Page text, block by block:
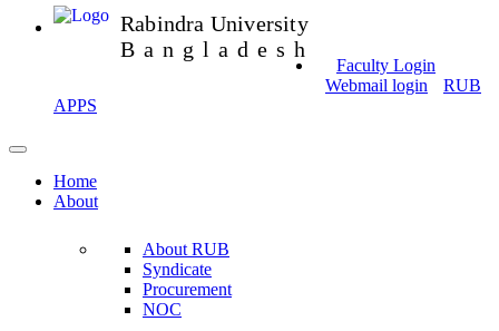
Rabindra University
Bangladesh
Faculty Login
Webmail login
RUB
APPS
Home
About
About RUB
Syndicate
Procurement
NOC